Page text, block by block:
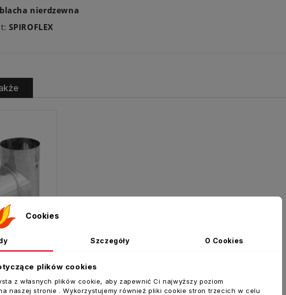
blacha nierdzewna
SPIROFLEX
Trójnik nierdzewny fi 180 kąt 90
Cookies
Szczegóły O Cookies
plików cookies
z własnych plików cookie, aby zapewnić Ci najwyższy poziom
naszej stronie . Wykorzystujemy również pliki cookie stron trzecich w celu